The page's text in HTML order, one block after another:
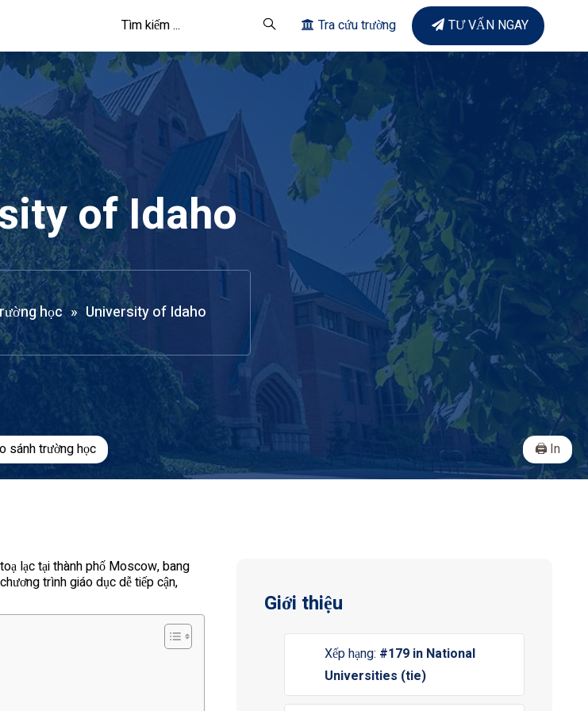
Tra cứu trường TƯ VẤN NGAY
of Idaho
học » University of Idaho
sánh trường học In
lạc tại thành phố Moscow, bang
trình giáo dục dễ tiếp cận,
Giới thiệu
Xếp hạng: #179 in National
Universities (tie)